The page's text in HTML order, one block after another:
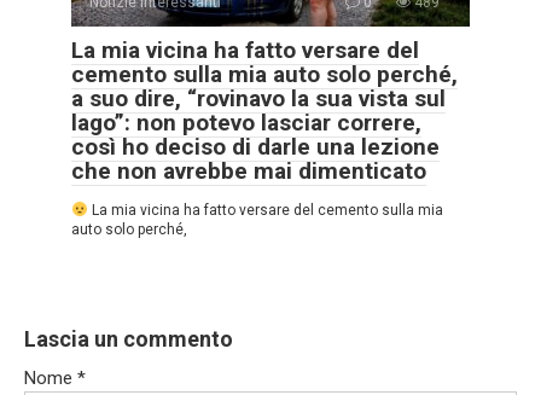
La mia vicina ha fatto versare del
cemento sulla mia auto solo perché,
a suo dire, “rovinavo la sua vista sul
lago”: non potevo lasciar correre,
così ho deciso di darle una lezione
che non avrebbe mai dimenticato
La mia vicina ha fatto versare del cemento sulla mia
auto solo perché,
Lascia un commento
Nome *